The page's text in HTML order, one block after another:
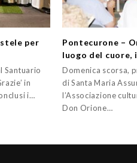
per
Santuario
in
i…
Pontecurone –
luogo del cuore,
Domenica scorsa,
di Santa Maria
l’Associazione
Don Orione…